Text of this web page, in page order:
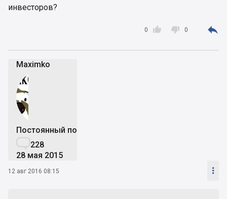
инвесторов?

0  0 
Maximko
Постоянный пользователь
228
28 мая 2015
12 авг 2016 08:15 